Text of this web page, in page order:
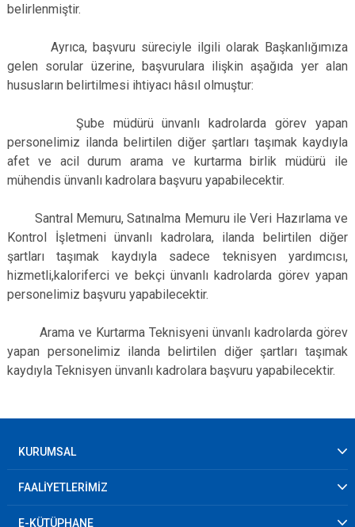
belirlenmiştir.
Ayrıca, başvuru süreciyle ilgili olarak Başkanlığımıza
gelen sorular üzerine, başvurulara ilişkin aşağıda yer alan
hususların belirtilmesi ihtiyacı hâsıl olmuştur:
Şube müdürü ünvanlı kadrolarda görev yapan
personelimiz ilanda belirtilen diğer şartları taşımak kaydıyla
afet ve acil durum arama ve kurtarma birlik müdürü ile
mühendis ünvanlı kadrolara başvuru yapabilecektir.
Santral Memuru, Satınalma Memuru ile Veri Hazırlama ve
Kontrol İşletmeni ünvanlı kadrolara, ilanda belirtilen diğer
şartları taşımak kaydıyla sadece teknisyen yardımcısı,
hizmetli,kaloriferci ve bekçi ünvanlı kadrolarda görev yapan
personelimiz başvuru yapabilecektir.
Arama ve Kurtarma Teknisyeni ünvanlı kadrolarda görev
yapan personelimiz ilanda belirtilen diğer şartları taşımak
kaydıyla Teknisyen ünvanlı kadrolara başvuru yapabilecektir.
KURUMSAL
FAALİYETLERİMİZ
E-KÜTÜPHANE